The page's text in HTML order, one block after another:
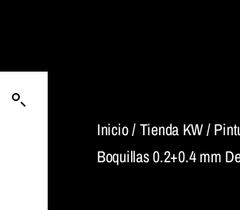
Inicio/Tienda KW/
Boquillas 0.2+0.4 mm